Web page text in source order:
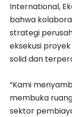
International,
bahwa
strategi
eksekusi
solid dan
“Kami
membuka
sektor